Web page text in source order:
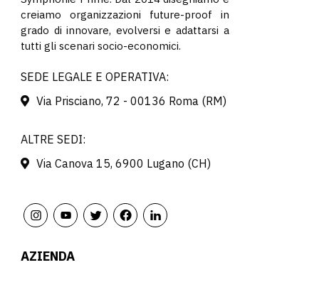
creiamo organizzazioni future-proof in
grado di innovare, evolversi e adattarsi a
tutti gli scenari socio-economici.
SEDE LEGALE E OPERATIVA:
Via Prisciano, 72 - 00136 Roma (RM)
ALTRE SEDI:
Via Canova 15, 6900 Lugano (CH)
AZIENDA